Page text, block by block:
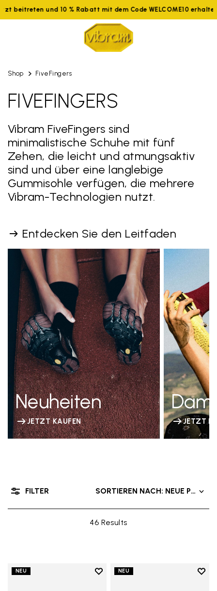
Jetzt beitreten und 10 % Rabatt mit dem Code WELCOME10
Shop FiveFingers
FIVEFINGERS
Vibram FiveFingers sind
minimalistische Schuhe mit fünf
Zehen, die leicht und atmungsaktiv
sind und über eine langlebige
Gummisohle verfügen, die mehrere
Vibram-Technologien nutzt.
Entdecken Sie den Leitfaden
Neuheiten
JETZT KAUFEN JETZT
46 Results
SORTIEREN NACH: NEUE
FILTER
NEU
Add to wishlist
NEU
Add